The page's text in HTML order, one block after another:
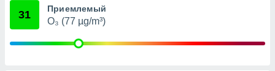
веб-
и
файлов
31 Приемлемый
O₃ (77 µg/m³)